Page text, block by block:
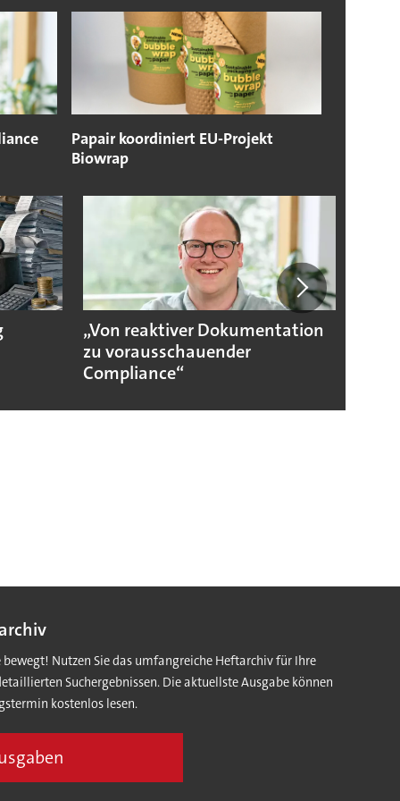
Papair koordiniert EU-Projekt
Biowrap
„Von reaktiver Dokumentation
zu vorausschauender
Compliance“
bewegt! Nutzen Sie das umfangreiche Heftarchiv für Ihre
Suchergebnissen. Die aktuellste Ausgabe können
kostenlos lesen.